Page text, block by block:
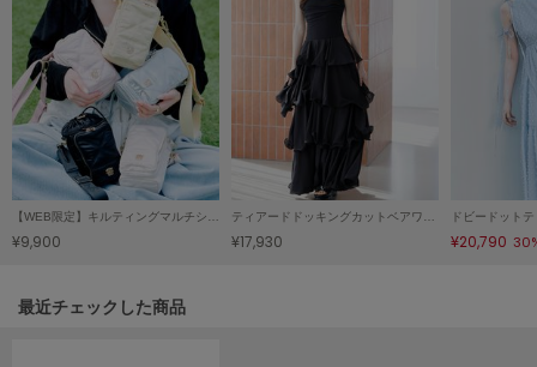
MICHU COQUETTE
ミチュ コケット
MIESROHE
ミースロエ
miies miim
ミーエスミーム
Mila Owen
MOIGE
【WEB限定】キルティングマルチショルダー/保冷機能付き
¥9,900
ティアードドッキングカットベアワンピース
¥17,930
ドビードット
¥20,790
関連記事
最近チェックした商品